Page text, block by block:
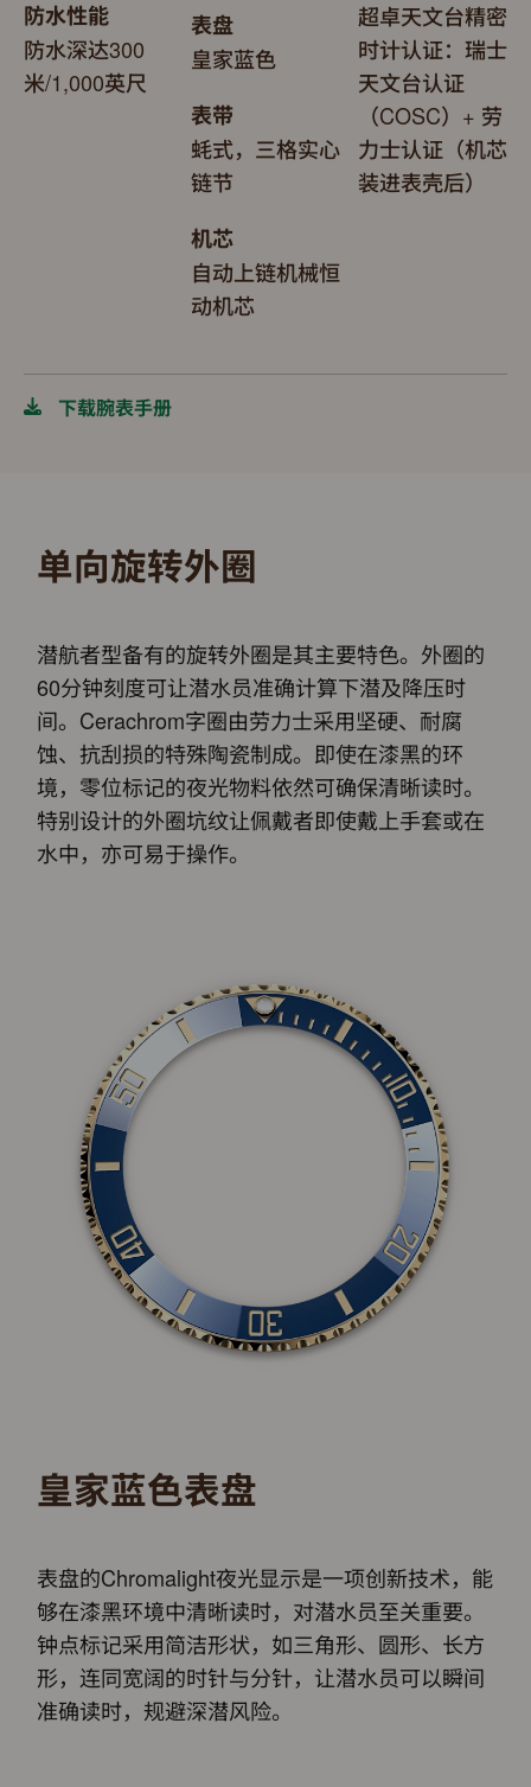
防水性能
防水深达300
米/1,000英尺
表盘
皇家蓝色
表带
蚝式，三格实心
链节
机芯
自动上链机械恒
动机芯
超卓天文台精密
时计认证：瑞士
天文台认证
（COSC）+ 劳
力士认证（机芯
装进表壳后）
下载腕表手册
单向旋转外圈
潜航者型备有的旋转外圈是其主要特色。外圈的
60分钟刻度可让潜水员准确计算下潜及降压时
间。Cerachrom字圈由劳力士采用坚硬、耐腐
蚀、抗刮损的特殊陶瓷制成。即使在漆黑的环
境，零位标记的夜光物料依然可确保清晰读时。
特别设计的外圈坑纹让佩戴者即使戴上手套或在
水中，亦可易于操作。
皇家蓝色表盘
表盘的Chromalight夜光显示是一项创新技术，能
够在漆黑环境中清晰读时，对潜水员至关重要。
钟点标记采用简洁形状，如三角形、圆形、长方
形，连同宽阔的时针与分针，让潜水员可以瞬间
准确读时，规避深潜风险。